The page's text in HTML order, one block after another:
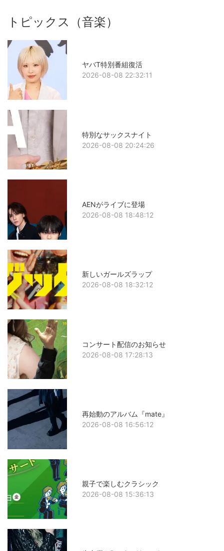
トピックス（音楽）
ヤバT特別番組復活
2026-08-08 22:32:11
特別なサックスナイト
2026-08-08 20:24:26
AENがライブに登場
2026-08-08 18:48:12
新しいガールズラップ
2026-08-08 18:32:12
コンサート配信のお知らせ
2026-08-08 17:28:13
再始動のアルバム『mate』
2026-08-08 16:56:12
親子で楽しむクラシック
2026-08-08 15:36:13